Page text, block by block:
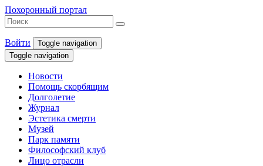
Похоронный портал
Войти
Toggle navigation
Toggle navigation
Новости
Помощь скорбящим
Долголетие
Журнал
Эстетика смерти
Музей
Парк памяти
Философский клуб
Лицо отрасли